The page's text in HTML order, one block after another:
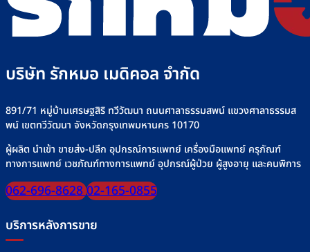
บริษัท รักหมอ เมดิคอล จำกัด
891/71 หมู่บ้านเศรษฐสิริ ทวีวัฒนา ถนนศาลาธรรมสพน์ แขวงศาลาธรรมส
พน์ เขตทวีวัฒนา จังหวัดกรุงเทพมหานคร 10170
ผู้ผลิต นำเข้า ขายส่ง-ปลีก อุปกรณ์การแพทย์ เครื่องมือแพทย์ ครุภัณฑ์
ทางการแพทย์ เวชภัณฑ์ทางการแพทย์ อุปกรณ์ผู้ป่วย ผู้สูงอายุ และคนพิการ
062-696-862802-165-0855
บริการหลังการขาย